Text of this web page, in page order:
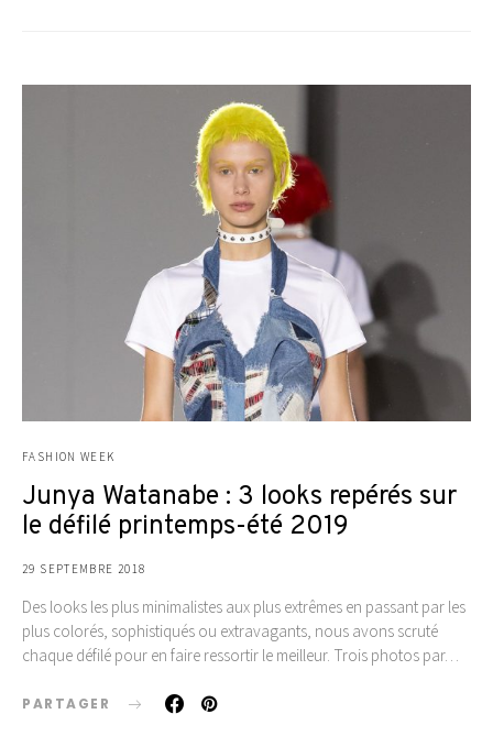
FASHION WEEK
Junya Watanabe : 3 looks repérés sur
le défilé printemps-été 2019
29 SEPTEMBRE 2018
Des looks les plus minimalistes aux plus extrêmes en passant par les
plus colorés, sophistiqués ou extravagants, nous avons scruté
chaque défilé pour en faire ressortir le meilleur. Trois photos par…
PARTAGER